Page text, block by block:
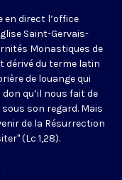
en direct l’office
Saint-Gervais-
Monastiques de
dérivé du terme latin
de louange qui
qu’il nous fait de
son regard. Mais
de la Résurrection
(Lc 1,28).